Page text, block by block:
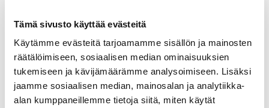
Tämä sivusto käyttää evästeitä
Käytämme evästeitä tarjoamamme sisällön ja mainosten
räätälöimiseen, sosiaalisen median ominaisuuksien
tukemiseen ja kävijämäärämme analysoimiseen. Lisäksi
jaamme sosiaalisen median, mainosalan ja analytiikka-
alan kumppaneillemme tietoja siitä, miten käytät
Tiesitsä tätä:
Halloween ja muut
syksyiset juhlat
12.12.2023 LIVEPALAT